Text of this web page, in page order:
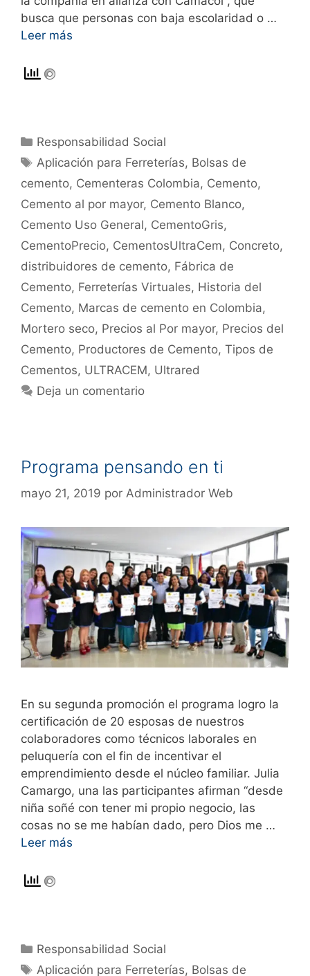
busca que personas con baja escolaridad o …
Leer más
Responsabilidad Social
Aplicación para Ferreterías, Bolsas de
cemento, Cementeras Colombia, Cemento,
Cemento al por mayor, Cemento Blanco,
Cemento Uso General, CementoGris,
CementoPrecio, CementosUltraCem, Concreto,
distribuidores de cemento, Fábrica de
Cemento, Ferreterías Virtuales, Historia del
Cemento, Marcas de cemento en Colombia,
Mortero seco, Precios al Por mayor, Precios del
Cemento, Productores de Cemento, Tipos de
Cementos, ULTRACEM, Ultrared
Deja un comentario
Programa pensando en ti
mayo 21, 2019 por Administrador Web
En su segunda promoción el programa logro la
certificación de 20 esposas de nuestros
colaboradores como técnicos laborales en
peluquería con el fin de incentivar el
emprendimiento desde el núcleo familiar. Julia
Camargo, una las participantes afirman “desde
niña soñé con tener mi propio negocio, las
cosas no se me habían dado, pero Dios me …
Leer más
Responsabilidad Social
Aplicación para Ferreterías, Bolsas de